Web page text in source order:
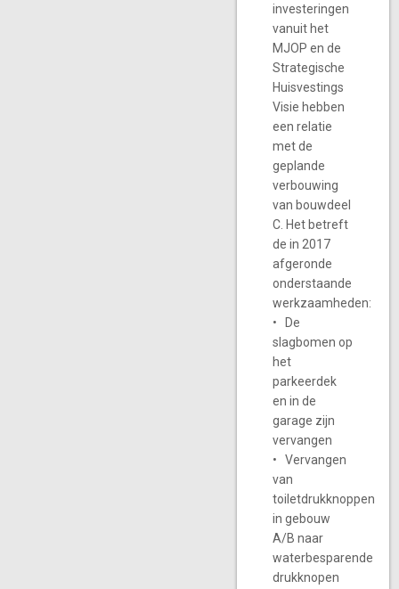
investeringen
vanuit het
MJOP en de
Strategische
Huisvestings
Visie hebben
een relatie
met de
geplande
verbouwing
van bouwdeel
C. Het betreft
de in 2017
afgeronde
onderstaande
werkzaamheden:
• De
slagbomen op
het
parkeerdek
en in de
garage zijn
vervangen
• Vervangen
van
toiletdrukknoppen
in gebouw
A/B naar
waterbesparende
drukknopen